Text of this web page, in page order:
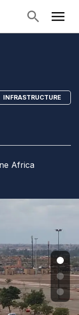
INFRASTRUCTURE
Africa